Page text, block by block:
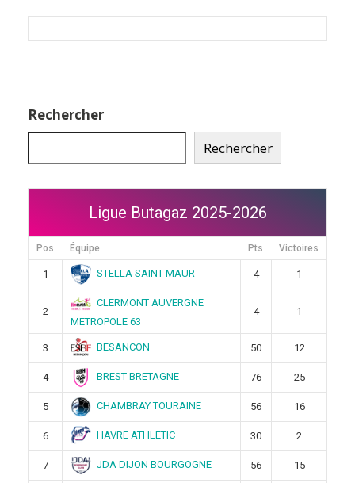
Rechercher
Rechercher
Ligue Butagaz 2025-2026
Pos Équipe Pts Victoires
1 STELLA SAINT-MAUR 4 1
2
CLERMONT AUVERGNE
METROPOLE 63
4 1
3 BESANCON 50 12
4 BREST BRETAGNE 76 25
5 CHAMBRAY TOURAINE 56 16
6 HAVRE ATHLETIC 30 2
7 JDA DIJON BOURGOGNE 56 15